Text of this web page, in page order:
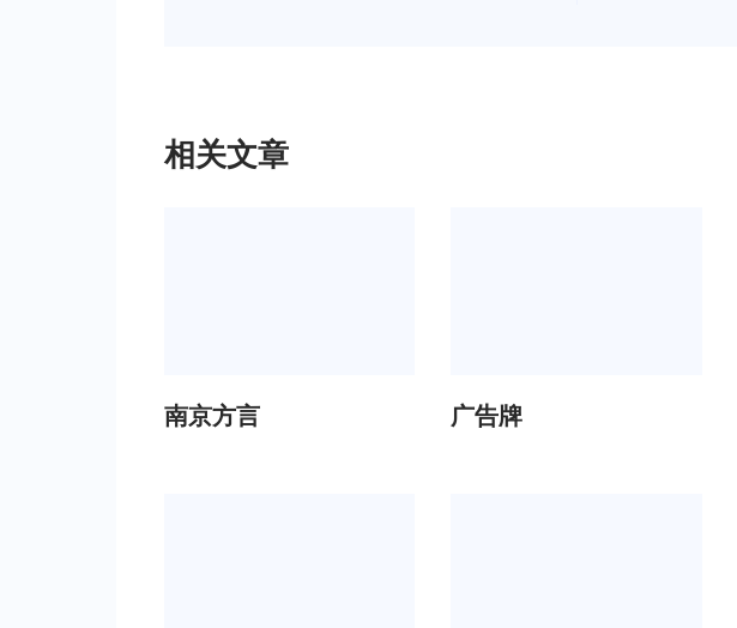
相关文章
南京方言 广告牌